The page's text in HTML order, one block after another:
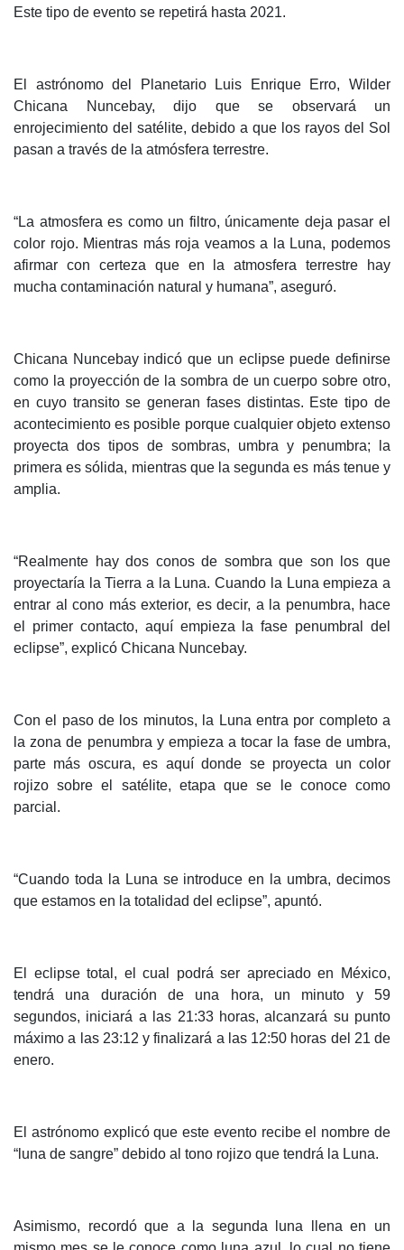
Este tipo de evento se repetirá hasta 2021.
El astrónomo del Planetario Luis Enrique Erro, Wilder
Chicana Nuncebay, dijo que se observará un
enrojecimiento del satélite, debido a que los rayos del Sol
pasan a través de la atmósfera terrestre.
“La atmosfera es como un filtro, únicamente deja pasar el
color rojo. Mientras más roja veamos a la Luna, podemos
afirmar con certeza que en la atmosfera terrestre hay
mucha contaminación natural y humana”, aseguró.
Chicana Nuncebay indicó que un eclipse puede definirse
como la proyección de la sombra de un cuerpo sobre otro,
en cuyo transito se generan fases distintas. Este tipo de
acontecimiento es posible porque cualquier objeto extenso
proyecta dos tipos de sombras, umbra y penumbra; la
primera es sólida, mientras que la segunda es más tenue y
amplia.
“Realmente hay dos conos de sombra que son los que
proyectaría la Tierra a la Luna. Cuando la Luna empieza a
entrar al cono más exterior, es decir, a la penumbra, hace
el primer contacto, aquí empieza la fase penumbral del
eclipse”, explicó Chicana Nuncebay.
Con el paso de los minutos, la Luna entra por completo a
la zona de penumbra y empieza a tocar la fase de umbra,
parte más oscura, es aquí donde se proyecta un color
rojizo sobre el satélite, etapa que se le conoce como
parcial.
“Cuando toda la Luna se introduce en la umbra, decimos
que estamos en la totalidad del eclipse”, apuntó.
El eclipse total, el cual podrá ser apreciado en México,
tendrá una duración de una hora, un minuto y 59
segundos, iniciará a las 21:33 horas, alcanzará su punto
máximo a las 23:12 y finalizará a las 12:50 horas del 21 de
enero.
El astrónomo explicó que este evento recibe el nombre de
“luna de sangre” debido al tono rojizo que tendrá la Luna.
Asimismo, recordó que a la segunda luna llena en un